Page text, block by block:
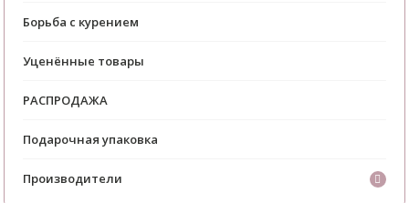
Борьба с курением
Уценённые товары
РАСПРОДАЖА
Подарочная упаковка
Производители